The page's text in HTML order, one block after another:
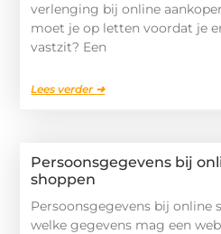
verlenging bij online
moet je op letten voordat je
vastzit? Een
Lees verder ➜
Persoonsgegevens bij
shoppen
Persoonsgegevens bij online
welke gegevens mag een